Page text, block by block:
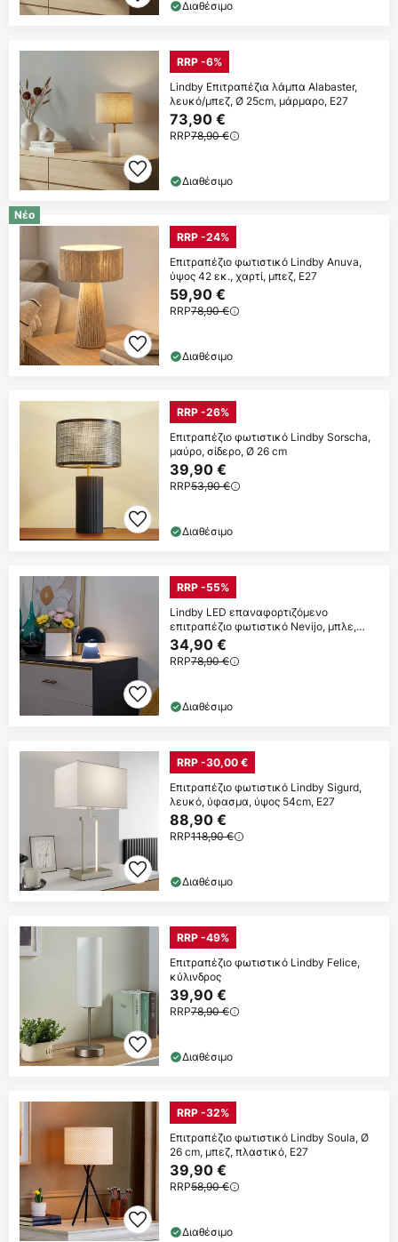
Διαθέσιμο
RRP -6%
Lindby Επιτραπέζια λάμπα Alabaster,
λευκό/μπεζ, Ø 25cm, μάρμαρο, E27
73,90 €
RRP78,90 €
Διαθέσιμο
Νέο
RRP -24%
Επιτραπέζιο φωτιστικό Lindby Anuva,
ύψος 42 εκ., χαρτί, μπεζ, E27
59,90 €
RRP78,90 €
Διαθέσιμο
RRP -26%
Επιτραπέζιο φωτιστικό Lindby Sorscha,
μαύρο, σίδερο, Ø 26 cm
39,90 €
RRP53,90 €
Διαθέσιμο
RRP -55%
Lindby LED επαναφορτιζόμενο
επιτραπέζιο φωτιστικό Nevijo, μπλε,
Ø18cm,
34,90 €
RRP78,90 €
Διαθέσιμο
RRP -30,00 €
Επιτραπέζιο φωτιστικό Lindby Sigurd,
λευκό, ύφασμα, ύψος 54cm, E27
88,90 €
RRP118,90 €
Διαθέσιμο
RRP -49%
Επιτραπέζιο φωτιστικό Lindby Felice,
κύλινδρος
39,90 €
RRP78,90 €
Διαθέσιμο
RRP -32%
Επιτραπέζιο φωτιστικό Lindby Soula, Ø
26 cm, μπεζ, πλαστικό, E27
39,90 €
RRP58,90 €
Διαθέσιμο